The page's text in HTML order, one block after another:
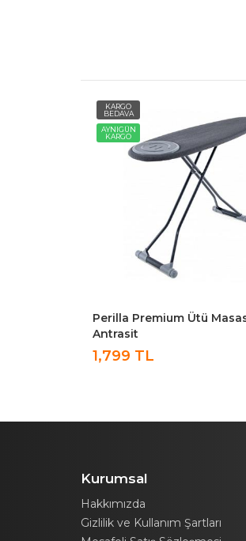
KARGO
BEDAVA
AYNIGÜN
KARGO
Perilla Silvia Ütü Masası
Kalın Borulu Kurutmalık Set
1,599 TL
Kurumsal
Hakkımızda
Gizlilik ve Kullanım Şartları